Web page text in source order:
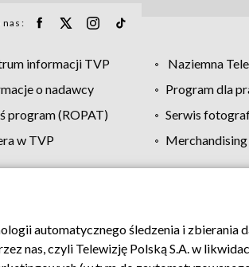
nas:
informacji TVP Naziemna
o nadawcy
Program dla
program (ROPAT)
Serwis
w TVP
Moje zgody Pomoc Biuro reklamy
automatycznego śledzenia i zbierania
nas, czyli Telewizję Polską S.A. w